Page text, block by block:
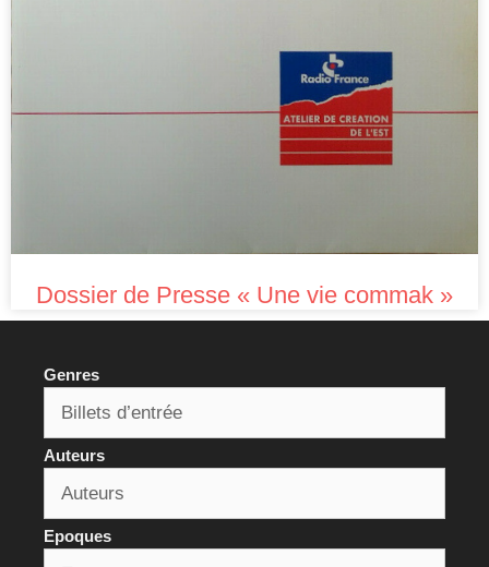
Dossier de Presse « Une vie commak »
Genres
Auteurs
Epoques